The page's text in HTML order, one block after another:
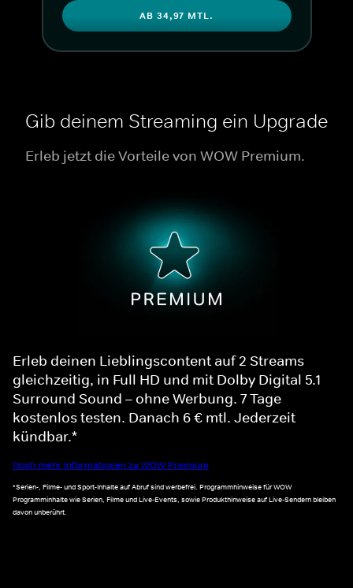
AB 34,97 MTL.
Gib deinem Streaming ein Upgrade
Erleb jetzt die Vorteile von WOW Premium.
Erleb deinen Lieblingscontent auf 2 Streams
gleichzeitig, in Full HD und mit Dolby Digital 5.1
Surround Sound – ohne Werbung. 7 Tage
kostenlos testen. Danach 6 € mtl. Jederzeit
kündbar.*
Noch mehr Informationen zu WOW Premium
*Serien-, Filme- und Sport-Inhalte auf Abruf sind werbefrei. Programmhinweise für WOW
Programminhalte wie Serien, Filme und Live-Events, sowie Produkthinweise auf Live-Sendern bleiben
davon unberührt.